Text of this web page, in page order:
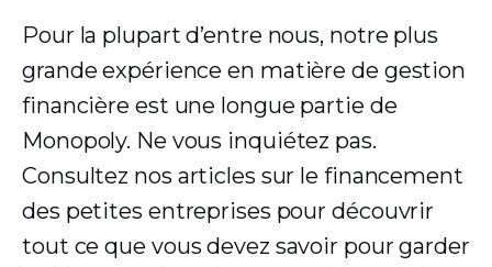
Pour la plupart d’entre nous, notre plus
grande expérience en matière de gestion
financière est une longue partie de
Monopoly. Ne vous inquiétez pas.
Consultez nos articles sur le financement
des petites entreprises pour découvrir
tout ce que vous devez savoir pour garder